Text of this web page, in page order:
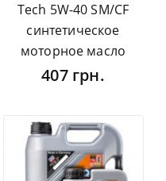
Tech 5W-40 SM/CF
синтетическое
моторное масло
407 грн.